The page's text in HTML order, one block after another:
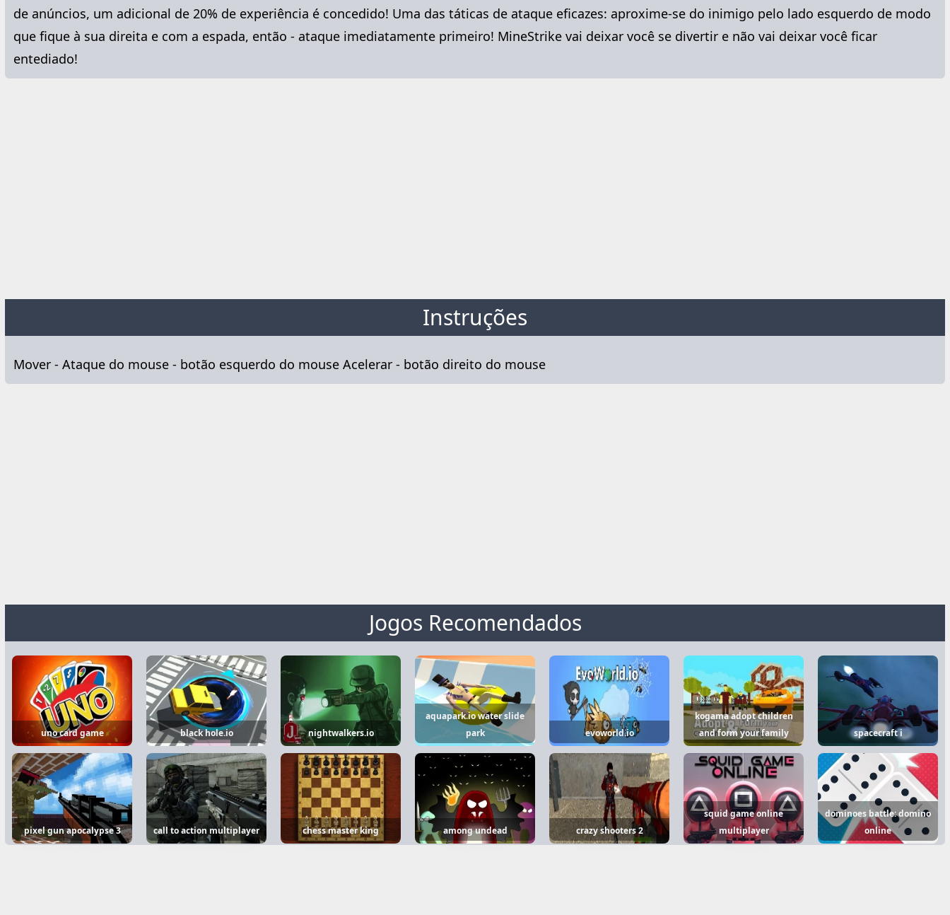
de anúncios, um adicional de 20% de experiência é concedido! Uma das táticas de ataque eficazes: aproxime-se do inimigo pelo lado esquerdo de modo
que fique à sua direita e com a espada, então - ataque imediatamente primeiro! MineStrike vai deixar você se divertir e não vai deixar você ficar
entediado!
Instruções
Mover - Ataque do mouse - botão esquerdo do mouse Acelerar - botão direito do mouse
Jogos Recomendados
uno card game black hole.io nightwalkers.io
aquapark.io water slide
park
evoworld.io
kogama adopt children
and form your family
spacecraft i
pixel gun apocalypse 3 call to action multiplayer chess master king among undead crazy shooters 2
squid game online
multiplayer
dominoes battle: domino
online